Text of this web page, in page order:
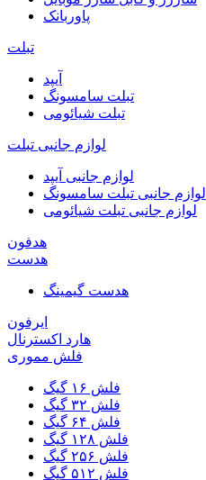
پاوربانک
تبلت
آیپد
تبلت سامسونگ
تبلت شیائومی
لوازم جانبی تبلت
لوازم جانبی آیپد
لوازم جانبی تبلت سامسونگ
لوازم جانبی تبلت شیائومی
هدفون
هدست
هدست گیمینگ
ایرفون
هارد اکسترنال
فلش مموری
فلش ۱۶ گیگ
فلش ۳۲ گیگ
فلش ۶۴ گیگ
فلش ۱۲۸ گیگ
فلش ۲۵۶ گیگ
فلش ۵۱۲ گیگ